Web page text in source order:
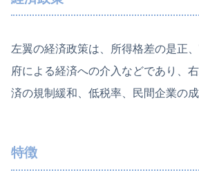
左翼の経済政策は、所得格差の是正
府による経済への介入などであり、
済の規制緩和、低税率、民間企業の成
特徴